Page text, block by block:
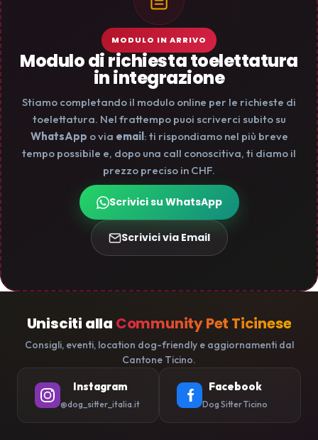
MODULO IN ARRIVO
Modulo di richiesta toelettatura
in integrazione
Stiamo completando il modulo online per le richieste di
toelettatura. Nel frattempo puoi scriverci subito su
WhatsApp o via email : ti rispondiamo nel più breve
tempo possibile e, dopo una call conoscitiva, ti diamo il
prezzo preciso in CHF.
Scrivici su WhatsApp
Scrivici via Email
Unisciti alla Community Pet Ticinese
Consigli, eventi, location dog-friendly e aggiornamenti dal
Cantone Ticino.
Instagram
@dog_sitter_italia.it
Facebook
Dog Sitter Ticino